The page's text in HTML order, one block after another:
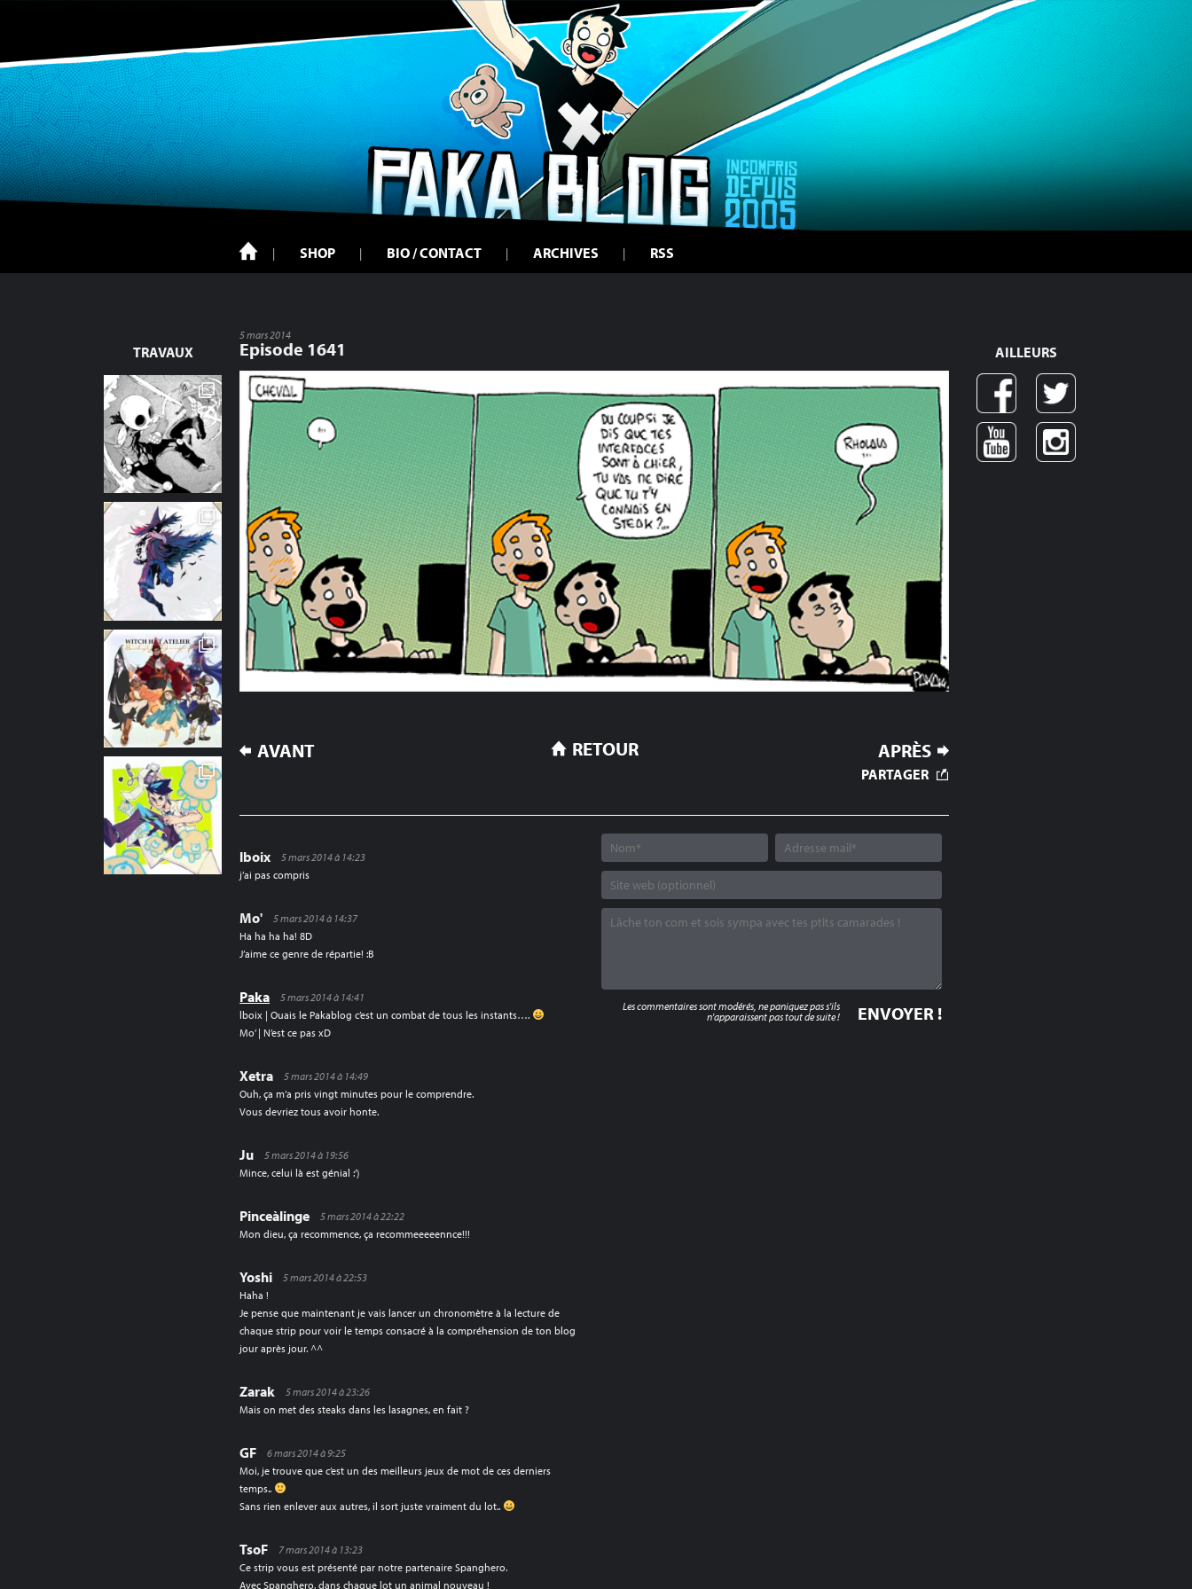
SHOP BIO / CONTACT ARCHIVES RSS
TRAVAUX
5 mars 2014
Episode 1641
NAVIGATION
AVANT APRÈS
RETOUR
PARTAGER
lboix
5 mars 2014 à 14:23
j’ai pas compris
Mo'
5 mars 2014 à 14:37
Ha ha ha ha! 8D
J’aime ce genre de répartie! :B
Paka
5 mars 2014 à 14:41
lboix | Ouais le Pakablog c’est un combat de tous les instants….
Mo’ | N’est ce pas xD
Xetra
5 mars 2014 à 14:49
Ouh, ça m’a pris vingt minutes pour le comprendre.
Vous devriez tous avoir honte.
Ju
5 mars 2014 à 19:56
Mince, celui là est génial :’)
Pinceàlinge
5 mars 2014 à 22:22
Mon dieu, ça recommence, ça recommeeeeennce!!!
Yoshi
5 mars 2014 à 22:53
Haha !
Je pense que maintenant je vais lancer un chronomètre à la lecture de
chaque strip pour voir le temps consacré à la compréhension de ton blog
jour après jour. ^^
Zarak
5 mars 2014 à 23:26
Mais on met des steaks dans les lasagnes, en fait ?
GF
6 mars 2014 à 9:25
Moi, je trouve que c’est un des meilleurs jeux de mot de ces derniers
temps..
Sans rien enlever aux autres, il sort juste vraiment du lot..
TsoF
7 mars 2014 à 13:23
Ce strip vous est présenté par notre partenaire Spanghero.
Avec Spanghero, dans chaque lot un animal nouveau !
Les commentaires sont modérés, ne paniquez pas s'ils
n'apparaissent pas tout de suite !
AILLEURS